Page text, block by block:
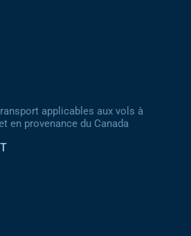
applicables aux vols à
en provenance du Canada